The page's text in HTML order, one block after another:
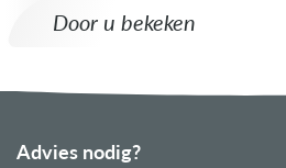
Door u bekeken
Advies nodig?